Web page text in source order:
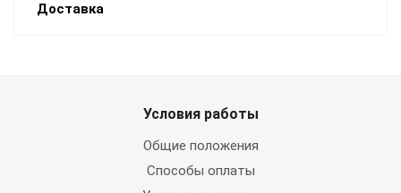
Доставка
Условия работы
Общие положения
Способы оплаты